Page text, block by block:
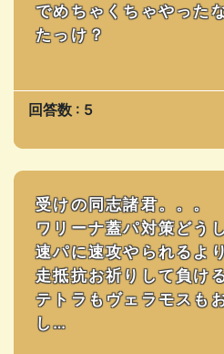
でめちゃくちゃやった
たっけ？
回答数 : 5
受けの同志諸君。。。
ワリーナ蓋パ対策どう
速パに速攻やられるよ
走抵抗お祈りして負け
テトラもヴェラモスも
し…